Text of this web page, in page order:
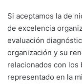
Si aceptamos la de
de excelencia
evaluación
organización y su
relacionados con los
representado en la